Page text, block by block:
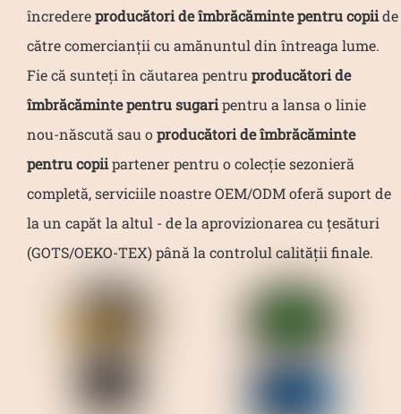
încredereproducători de îmbrăcăminte pentru copiide
către comercianții cu amănuntul din întreaga lume.
Fie că sunteți în căutarea pentru producători de
îmbrăcăminte pentru sugaripentru a lansa o linie
nou-născută sau oproducători de îmbrăcăminte
pentru copiipartener pentru o colecție sezonieră
completă, serviciile noastre OEM/ODM oferă suport de
la un capăt la altul - de la aprovizionarea cu țesături
(GOTS/OEKO-TEX) până la controlul calității finale.